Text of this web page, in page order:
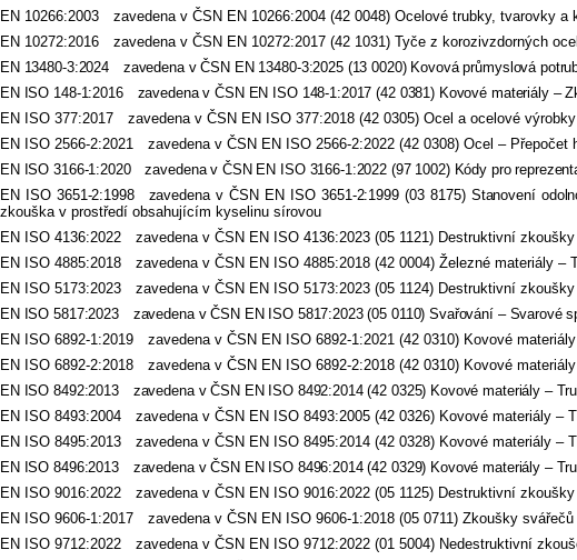
EN 10266:2003 zavedena v ČSN EN 10266:2004 (42 0048) Ocelové trubky, tvarovky
EN 10272:2016 zavedena v ČSN EN 10272:2017 (42 1031) Tyče z korozivzdorných
EN 13480-3:2024 zavedena v ČSN EN 13480-3:2025 (13 0020) Kovová průmyslová
EN ISO 148-1:2016 zavedena v ČSN EN ISO 148-1:2017 (42 0381) Kovové materiály –
EN ISO 377:2017 zavedena v ČSN EN ISO 377:2018 (42 0305) Ocel a ocelové
EN ISO 2566-2:2021 zavedena v ČSN EN ISO 2566-2:2022 (42 0308) Ocel –
EN ISO 3166-1:2020 zavedena v ČSN EN ISO 3166-1:2022 (97 1002) Kódy pro
EN ISO 3651-2:1998 zavedena v ČSN EN ISO 3651-2:1999 (03 8175) Stanovení
zkouška v prostředí obsahujícím kyselinu sírovou
EN ISO 4136:2022 zavedena v ČSN EN ISO 4136:2023 (05 1121) Destruktivní
EN ISO 4885:2018 zavedena v ČSN EN ISO 4885:2018 (42 0004) Železné materiály –
EN ISO 5173:2023 zavedena v ČSN EN ISO 5173:2023 (05 1124) Destruktivní
EN ISO 5817:2023 zavedena v ČSN EN ISO 5817:2023 (05 0110) Svařování – Svarové
EN ISO 6892-1:2019 zavedena v ČSN EN ISO 6892-1:2021 (42 0310) Kovové
EN ISO 6892-2:2018 zavedena v ČSN EN ISO 6892-2:2018 (42 0310) Kovové
EN ISO 8492:2013 zavedena v ČSN EN ISO 8492:2014 (42 0325) Kovové materiály –
EN ISO 8493:2004 zavedena v ČSN EN ISO 8493:2005 (42 0326) Kovové materiály –
EN ISO 8495:2013 zavedena v ČSN EN ISO 8495:2014 (42 0328) Kovové materiály –
EN ISO 8496:2013 zavedena v ČSN EN ISO 8496:2014 (42 0329) Kovové materiály –
EN ISO 9016:2022 zavedena v ČSN EN ISO 9016:2022 (05 1125) Destruktivní
EN ISO 9606-1:2017 zavedena v ČSN EN ISO 9606-1:2018 (05 0711) Zkoušky
EN ISO 9712:2022 zavedena v ČSN EN ISO 9712:2022 (01 5004) Nedestruktivní